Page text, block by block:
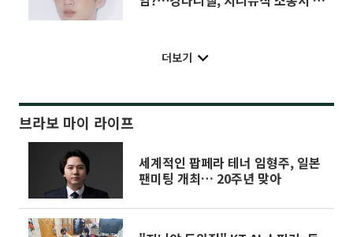
더보기
브라보 마이 라이프
세계적인 팝페라 테너 임형주, 일본
팬미팅 개최… 20주년 맞아